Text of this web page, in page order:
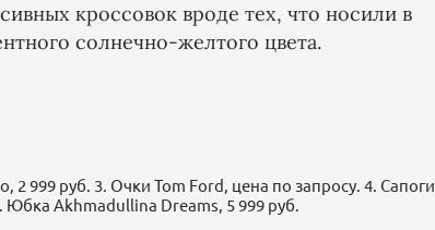
кроссовок вроде тех, что носили в
солнечно-желтого цвета.
2 999 руб. 3. Очки Tom Ford, цена по запросу. 4. Сапоги
Юбка Akhmadullina Dreams, 5 999 руб.